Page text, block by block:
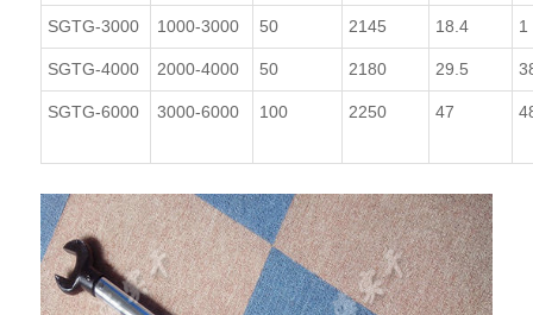
SGTG-3000 1000-3000 50 2145 18.4 1
SGTG-4000 2000-4000 50 2180 29.5
SGTG-6000 3000-6000 100 2250 47